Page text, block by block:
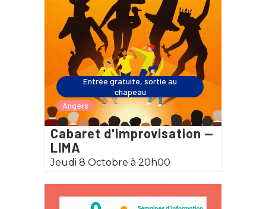
Entrée gratuite, sortie au
chapeau
Angers
Cabaret d'improvisation —
LIMA
Jeudi 8 Octobre à 20h00